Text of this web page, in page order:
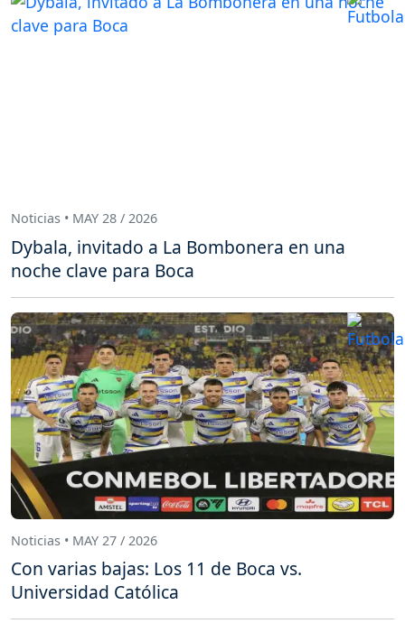
Noticias • MAY 28 / 2026
Dybala, invitado a La Bombonera en una
noche clave para Boca
Noticias • MAY 27 / 2026
Con varias bajas: Los 11 de Boca vs.
Universidad Católica